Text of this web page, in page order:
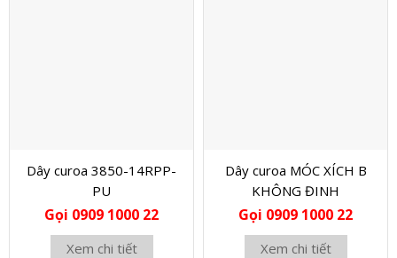
Dây curoa 3850-14RPP-
PU
Gọi 0909 1000 22
Xem chi tiết
Dây curoa MÓC XÍCH B
KHÔNG ĐINH
Gọi 0909 1000 22
Xem chi tiết